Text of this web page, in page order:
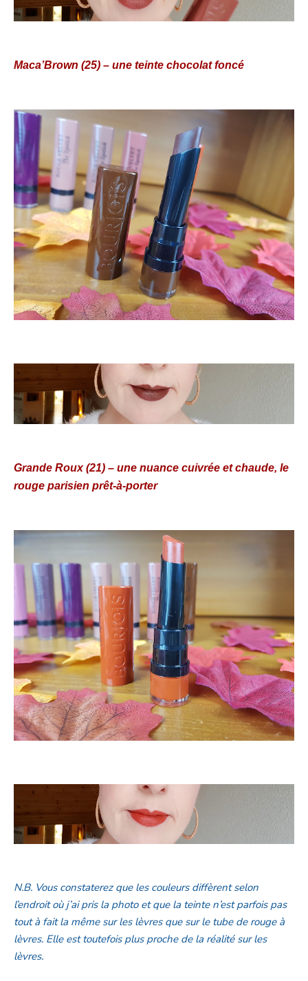
Maca’Brown (25) – une teinte chocolat foncé
Grande Roux (21) – une nuance cuivrée et chaude, le
rouge parisien prêt-à-porter
N.B. Vous constaterez que les couleurs diffèrent selon
l’endroit où j’ai pris la photo et que la teinte n’est parfois pas
tout à fait la même sur les lèvres que sur le tube de rouge à
lèvres. Elle est toutefois plus proche de la réalité sur les
lèvres.